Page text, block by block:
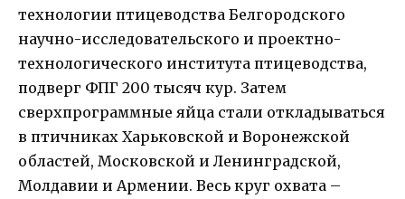
технологии птицеводства Белгородского
научно-исследовательского и проектно-
технологического института птицеводства,
подверг ФПГ 200 тысяч кур. Затем
сверхпрограммные яйца стали откладываться
в птичниках Харьковской и Воронежской
областей, Московской и Ленинградской,
Молдавии и Армении. Весь круг охвата –